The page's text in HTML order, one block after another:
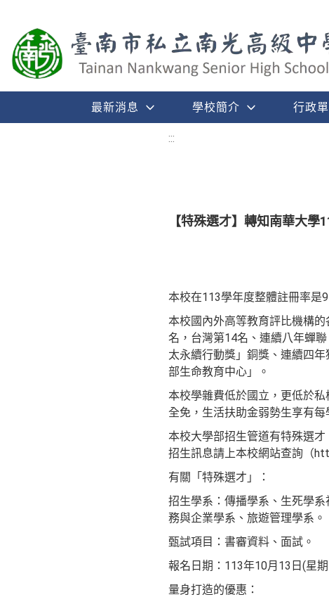
最新消息 學校簡介 行政
:::
【特殊選才】轉知南華大學
本校在113學年度整體註冊率是
本校國內外高等教育評比機構
名，台灣第14名、連續八年蟬
太永續行動獎」銅獎、連續四
部生命教育中心」。
本校學雜費低於國立，更低於
全免，生活扶助金弱勢生享有每
本校大學部招生管道有特殊選
招生訊息請上本校網站查詢（
有關「特殊選才」：
招生學系：傳播學系、生死學
務與企業學系、旅遊管理學系。
甄試項目：書審資料、面試。
報名日期：113年10月13日(星
量身打造的優惠：